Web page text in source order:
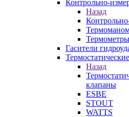
Контрольно-
Назад
Термометры
Гасители
Назад
клапаны
ESBE
STOUT
WATTS